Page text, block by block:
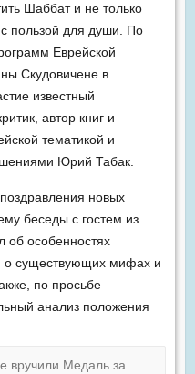
Шаббат и не только
пользой для души. По
Еврейской
Скудовичене в
известный
автор книг и
тематикой и
Юрий Табак.
новых
беседы с гостем из
об особенностях
о существующих мифах и
по просьбе
анализ положения
вручили Медаль за